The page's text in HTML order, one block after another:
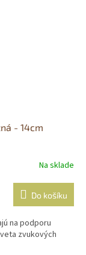
- 14cm
Na sklade
Do košíku
na podporu
zvukových